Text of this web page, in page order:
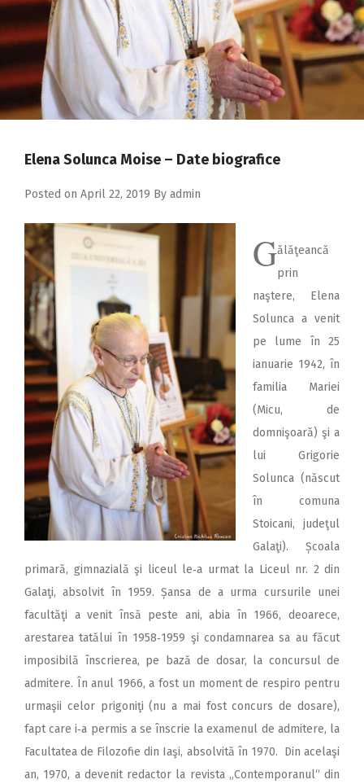
2018
2017
2016
2015
2013
2012
2010
2009
Elena Solunca Moise – Date biografice
Posted on April 22, 2019 By admin
Gălăţeancă
prin
naştere, Elena
Solunca a venit
pe lume în 25
ianuarie 1942, în
familia Mariei
(Micu, de
domnişoară) şi a
lui Grigorie
Solunca (născut
în comuna
Stoicani, judeţul
Galaţi). Școala
primară, gimnazială şi liceul le‑a urmat la Liceul nr. 2 din
Galaţi, absolvit în 1959. Șansa de a urma cursurile unei
facultăţi a venit însă peste ani, abia în 1966, deoarece,
arestarea tatălui în 1958‑1959 şi condamnarea sa au făcut
imposibilă înscrierea, pe bază de dosar, la concursul de
admitere. În anul 1966, a fost un moment de respiro pentru
urmaşii celor prigoniţi (nu a mai fost concurs de dosare),
fapt care i‑a permis a se înscrie la examenul de admitere, la
Facultatea de Filozofie din Iaşi, absolvită în 1970. Din acelaşi
an, 1970, a devenit redactor la revista „Contemporanul“ din